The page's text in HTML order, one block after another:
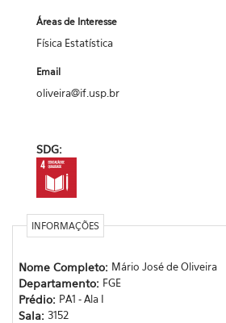
Áreas de Interesse
Física Estatística
Email
oliveira@if.usp.br
SDG:
INFORMAÇÕES
Nome Completo: Mário José de Oliveira
Departamento: FGE
Prédio: PA1 - Ala I
Sala: 3152